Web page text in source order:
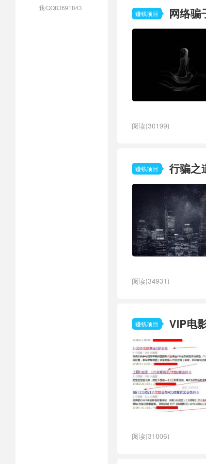
我/QQ83691843
赚钱项目 网络骗
阅读(30199)
赚钱项目 行骗之
阅读(34931)
赚钱项目 VIP电
阅读(31006)